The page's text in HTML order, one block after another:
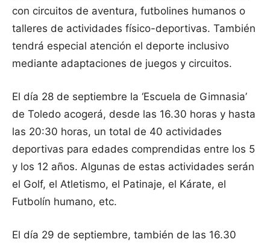
con circuitos de aventura, futbolines humanos o
talleres de actividades físico-deportivas. También
tendrá especial atención el deporte inclusivo
mediante adaptaciones de juegos y circuitos.
El día 28 de septiembre la ‘Escuela de Gimnasia’
de Toledo acogerá, desde las 16.30 horas y hasta
las 20:30 horas, un total de 40 actividades
deportivas para edades comprendidas entre los 5
y los 12 años. Algunas de estas actividades serán
el Golf, el Atletismo, el Patinaje, el Kárate, el
Futbolín humano, etc.
El día 29 de septiembre, también de las 16.30